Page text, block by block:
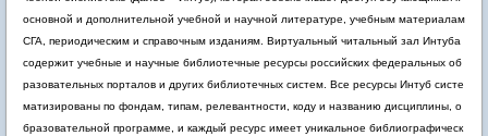
основной и дополнительной учебной и научной литературе, учебным материалам
СГА, периодическим и справочным изданиям. Виртуальный читальный зал Интуба
содержит учебные и научные библиотечные ресурсы российских федеральных об
разовательных порталов и других библиотечных систем. Все ресурсы Интуб систе
матизированы по фондам, типам, релевантности, коду и названию дисциплины, о
бразовательной программе, и каждый ресурс имеет уникальное библиографическ